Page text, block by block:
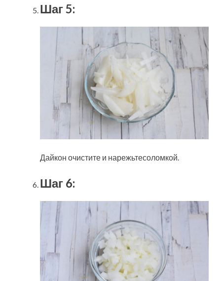
Шаг 5:
Дайкон очистите и нарежьтесоломкой.
Шаг 6: